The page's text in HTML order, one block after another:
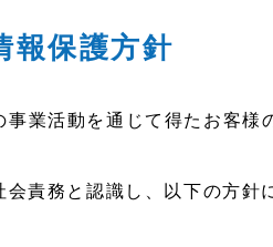
報保護方針
業活動を通じて得たお客
責務と認識し、以下の方針